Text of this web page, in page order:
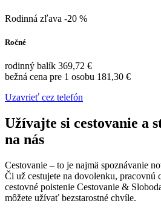
Rodinná zľava -20 %
Ročné
rodinný balík 369,72 €
bežná cena pre 1 osobu 181,30 €
Uzavrieť cez telefón
Užívajte si cestovanie a
na nás
Cestovanie – to je najmä spoznávanie
Či už cestujete na dovolenku, pracovnú
cestovné poistenie Cestovanie &
môžete užívať bezstarostné chvíle.